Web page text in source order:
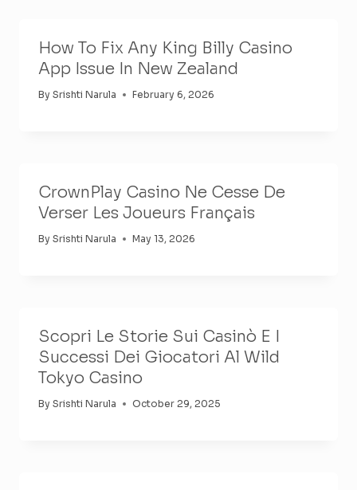
How To Fix Any King Billy Casino
App Issue In New Zealand
By Srishti Narula February 6, 2026
CrownPlay Casino Ne Cesse De
Verser Les Joueurs Français
By Srishti Narula May 13, 2026
Scopri Le Storie Sui Casinò E I
Successi Dei Giocatori Al Wild
Tokyo Casino
By Srishti Narula October 29, 2025